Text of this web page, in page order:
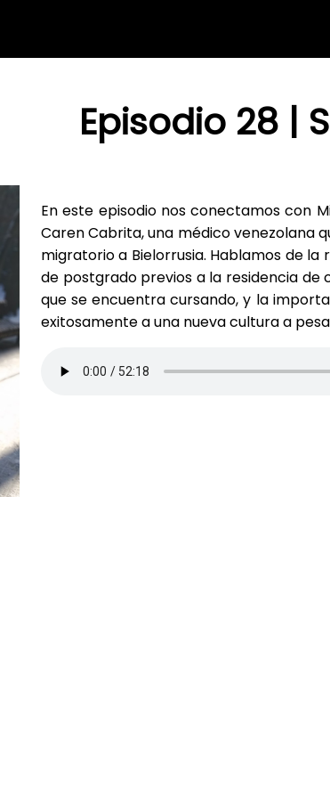
Episodio 28 |
En este episodio nos conectamos con
Caren Cabrita, una médico venezolana
migratorio a Bielorrusia. Hablamos de la
de postgrado previos a la residencia
que se encuentra cursando, y la
exitosamente a una nueva cultura a